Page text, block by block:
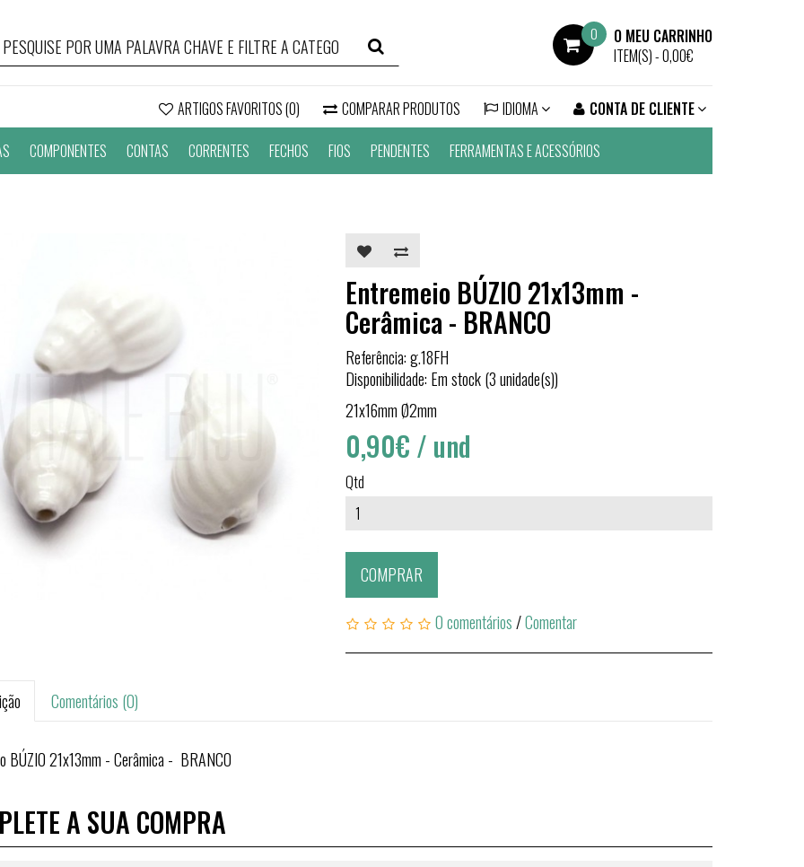
0
O MEU CARRINHO
ITEM(S) -0,00€
ARTIGOS FAVORITOS (0) COMPARAR PRODUTOS IDIOMA
CONTA DE CLIENTE
COMPONENTES CONTAS CORRENTES FECHOS FIOS PENDENTES FERRAMENTAS E ACESSÓRIOS
Entremeio BÚZIO 21x13mm -
Cerâmica - BRANCO
Referência: g.18FH
Disponibilidade: Em stock (3 unidade(s))
21x16mm Ø2mm
0,90€ / und
Qtd
COMPRAR
0 comentários/Comentar
Comentários (0)
BÚZIO 21x13mm - Cerâmica - BRANCO
A SUA COMPRA